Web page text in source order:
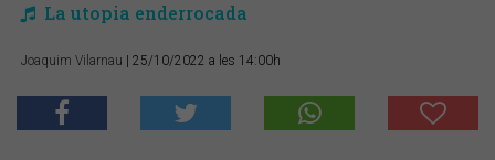
La utopia enderrocada
Joaquim Vilarnau | 25/10/2022 a les 14:00h